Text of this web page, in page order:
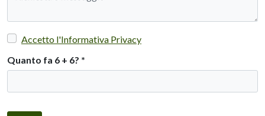
Accetto l'Informativa Privacy
Quanto fa 6 + 6? *